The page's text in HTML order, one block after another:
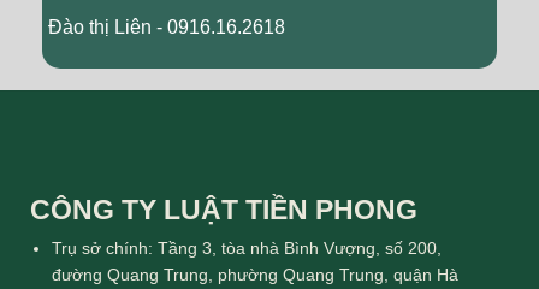
Đào thị Liên - 0916.16.2618
CÔNG TY LUẬT TIỀN PHONG
Trụ sở chính: Tầng 3, tòa nhà Bình Vượng, số 200,
đường Quang Trung, phường Quang Trung, quận Hà